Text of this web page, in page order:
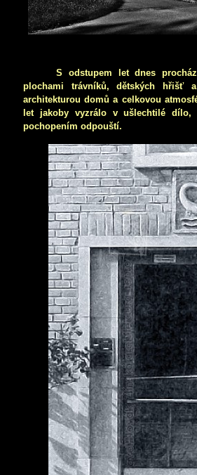
S odstupem let dnes
plochami trávníků, dětských hřišť
architekturou domů a celkovou
let jakoby vyzrálo v ušlechtilé dílo,
pochopením odpouští.